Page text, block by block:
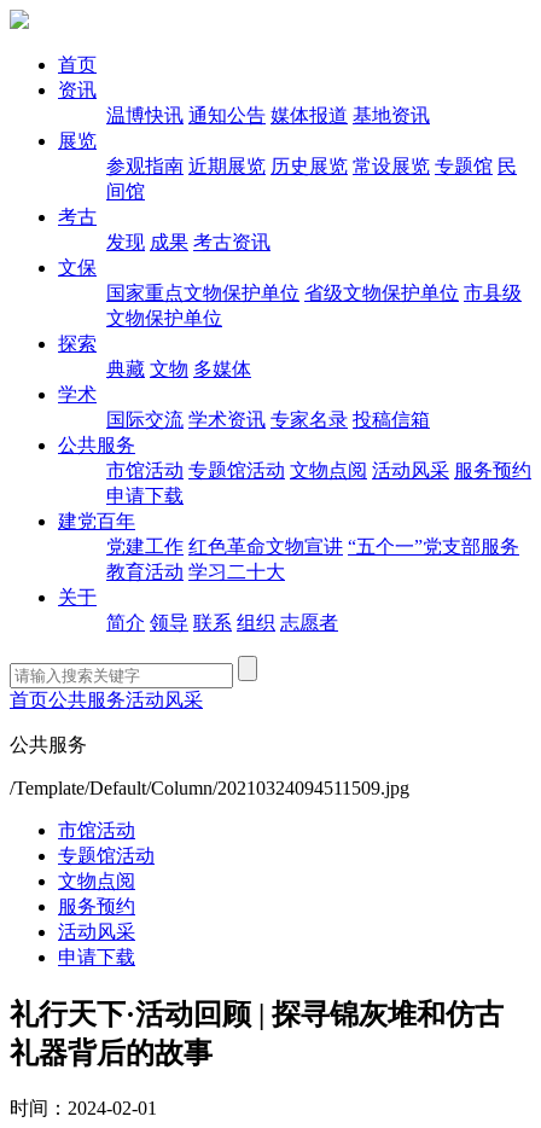
首页
资讯
温博快讯 通知公告 媒体报道 基地资讯
展览
参观指南 近期展览 历史展览 常设展览 专题馆 民
间馆
考古
发现 成果 考古资讯
文保
国家重点文物保护单位 省级文物保护单位 市县级
文物保护单位
探索
典藏 文物 多媒体
学术
国际交流 学术资讯 专家名录 投稿信箱
公共服务
市馆活动 专题馆活动 文物点阅 活动风采 服务预约
申请下载
建党百年
党建工作 红色革命文物宣讲 “五个一”党支部服务
教育活动 学习二十大
关于
简介 领导 联系 组织 志愿者
首页公共服务活动风采
公共服务
/Template/Default/Column/20210324094511509.jpg
市馆活动
专题馆活动
文物点阅
服务预约
活动风采
申请下载
礼行天下·活动回顾 | 探寻锦灰堆和仿古
礼器背后的故事
时间：2024-02-01